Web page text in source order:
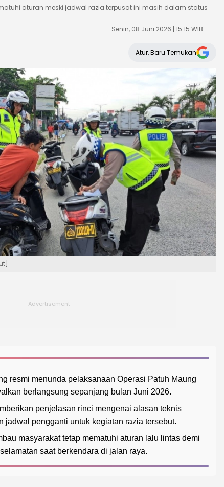
aturan meski jadwal razia terpusat ini masih dalam status
Senin, 08 Juni 2026 | 15:15 WIB
Atur, Baru Temukan
resmi menunda pelaksanaan Operasi Patuh Maung
berlangsung sepanjang bulan Juni 2026.
penjelasan rinci mengenai alasan teknis
jadwal pengganti untuk kegiatan razia tersebut.
masyarakat tetap mematuhi aturan lalu lintas demi
saat berkendara di jalan raya.